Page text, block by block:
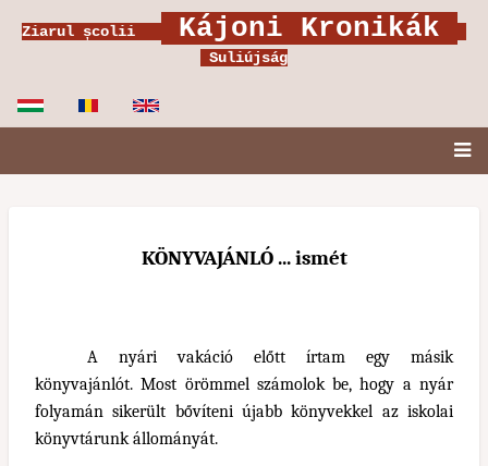
Ziarul școlii Kájoni Kronikák
Suliújság
KÖNYVAJÁNLÓ ... ismét
A nyári vakáció előtt írtam egy másik
könyvajánlót. Most örömmel számolok be, hogy a nyár
folyamán sikerült bővíteni újabb könyvekkel az iskolai
könyvtárunk állományát.